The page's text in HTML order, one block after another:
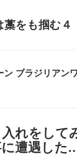
をも掴む４
ン ブラジリアン
れをして
遭遇した…